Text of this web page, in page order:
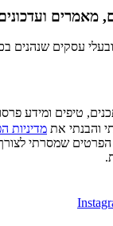
מאמרים
עסקים שנהנים
טיפים ומידע
והבנתי את מדיניות
שמסרתי לצורך